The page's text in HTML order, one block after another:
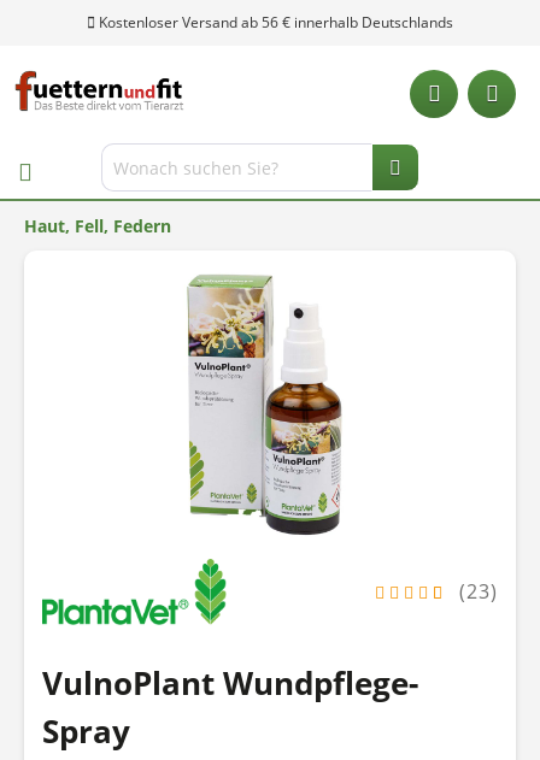
Kostenloser Versand ab 56 € innerhalb Deutschlands
Haut, Fell, Federn
(23)
VulnoPlant Wundpflege-
Spray